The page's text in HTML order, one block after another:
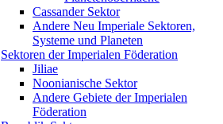
Cassander Sektor
Andere Neu Imperiale Sektoren,
Systeme und Planeten
Sektoren der Imperialen Föderation
Jiliae
Noonianische Sektor
Andere Gebiete der Imperialen
Föderation